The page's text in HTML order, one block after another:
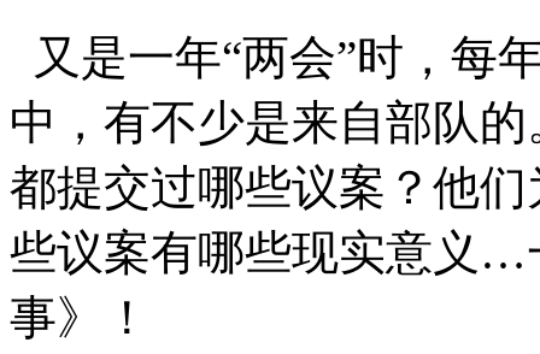
又是一年“两会”时，每
中，有不少是来自部队
都提交过哪些议案？他
些议案有哪些现实意义…
事》！